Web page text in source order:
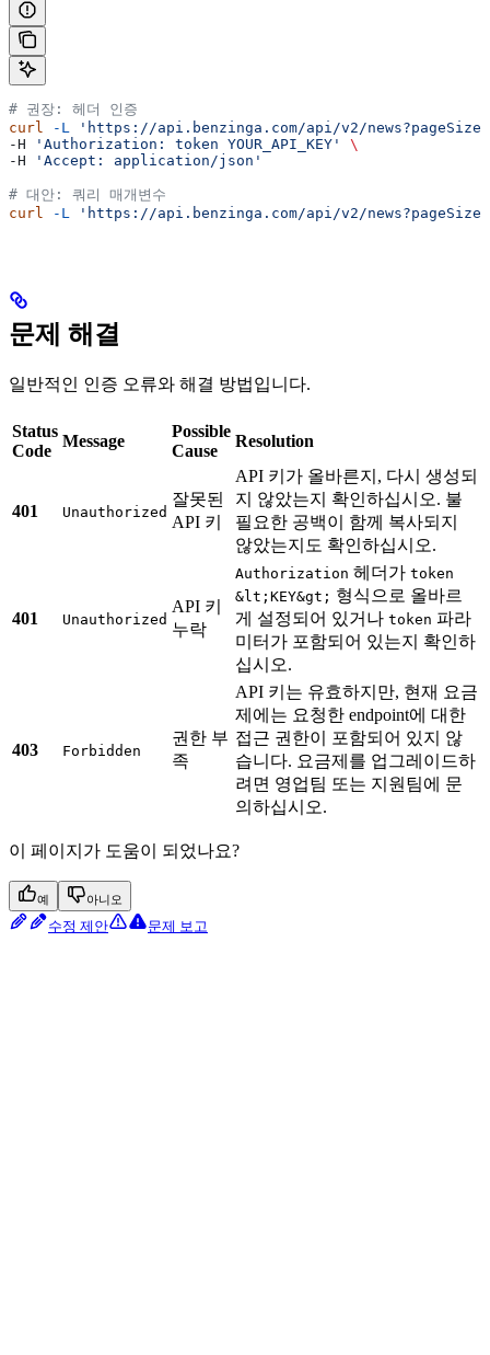
# 권장: 헤더 인증
curl
-L
'https://api.benzinga.com/api/v2/
-H
'Authorization: token YOUR_API_KEY'
\
-H
'Accept: application/json'
# 대안: 쿼리 매개변수
curl
-L 'https://api.benzinga.com/api/v2/
문제 해결
일반적인 인증 오류와 해결 방법입니다.
Status
Code
Message
Possible
Cause
Resolution
401 Unauthorized
잘못된
API 키
API 키가 올바른지, 다시 생성되
지 않았는지 확인하십시오. 불
필요한 공백이 함께 복사되지
않았는지도 확인하십시오.
401 Unauthorized
API 키
누락
Authorization 헤더가 token
&lt;KEY&gt; 형식으로 올바르
게 설정되어 있거나 token 파라
미터가 포함되어 있는지 확인하
십시오.
403 Forbidden
권한 부
족
API 키는 유효하지만, 현재 요금
제에는 요청한 endpoint에 대한
접근 권한이 포함되어 있지 않
습니다. 요금제를 업그레이드하
려면 영업팀 또는 지원팀에 문
의하십시오.
이 페이지가 도움이 되었나요?
예 아니오
수정 제안 문제 보고